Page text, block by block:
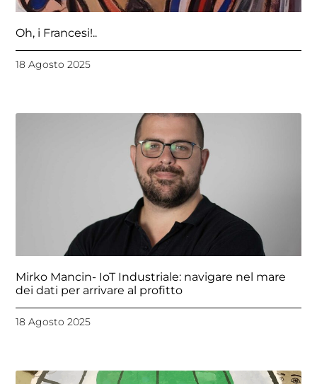
Oh, i Francesi!..
18 Agosto 2025
Mirko Mancin- IoT Industriale: navigare nel mare
dei dati per arrivare al profitto
18 Agosto 2025